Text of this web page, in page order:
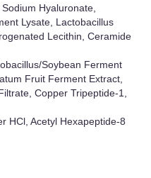
Hyaluronate,
Lysate, Lactobacillus
Lecithin, Ceramide
Soybean Ferment
Fruit Ferment Extract,
Copper Tripeptide-1,
HCl, Acetyl Hexapeptide-8